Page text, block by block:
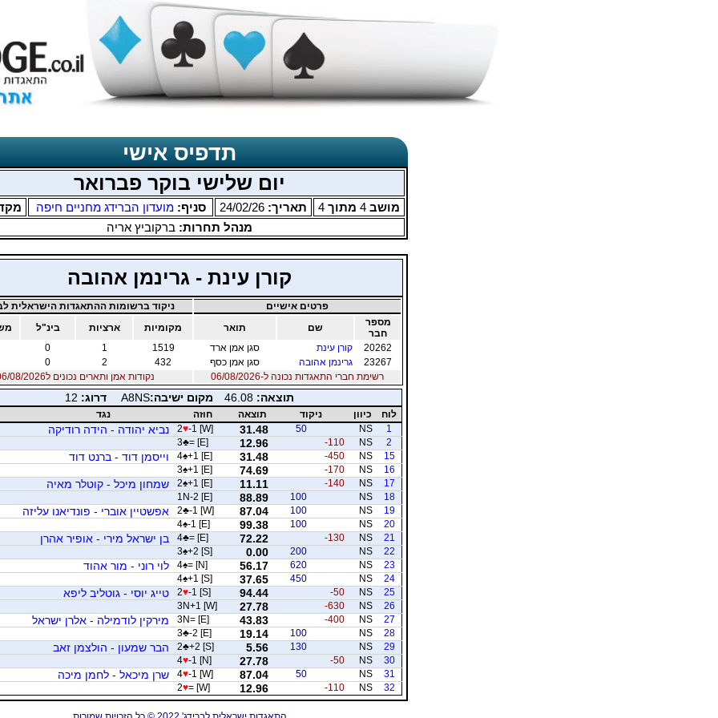
תדפיס אישי
יום שלישי בוקר פברואר
מושב 4 מתוך 4 תאריך: 24/02/26 סניף:מועדון הברידג מחניים חיפה
מנהל תחרות: ברקוביץ אריה
קורן עינת - גרינמן אהובה
פרטים אישיים
ניקוד ברשומות ההתאגדות הישראלית
מספר
חבר
שם תואר מקומיות ארציות בינ"ל
20262
קורן עינת סגן אמן ארד 1519
1
0
23267
גרינמן אהובה סגן אמן כסף 432
2
0
רשימת חברי התאגדות נכונה ל-06/08/2026
נקודות אמן ותארים נכונים ל06/08/2026
תוצאה: 46.08 מקום ישיבה:A8NS דרוג: 12
לוח כיוון ניקוד תוצאה חוזה
נגד
1
NS
50
31.48
2♥-1 [W] נביא יהודה - הידה רודיקה
2
NS
-110
12.96
3♣= [E]
15
NS
-450
31.48
4♠+1 [E] וייסמן דוד - ברנט דוד
16
NS
-170
74.69
3♠+1 [E]
17
NS
-140
11.11
2♠+1 [E] שמחון מיכל - קוטלר מאיה
18
NS
100
88.89
1N-2 [E]
19
NS
100
87.04
2♣-1 [W] אפשטיין אוברי - פונדיאנו עליזה
20
NS
100
99.38
4♠-1 [E]
21
NS
-130
72.22
4♣= [E] בן ישראל מירי - אופיר אהרן
22
NS
200
0.00
3♠+2 [S]
23
NS
620
56.17
4♠= [N] לוי רוני - מור אהוד
24
NS
450
37.65
4♠+1 [S]
25
NS
-50
94.44
2♥-1 [S] טייג יוסי - גוטליב ליפא
26
NS
-630
27.78
3N+1 [W]
27
NS
-400
43.83
3N= [E] מירקין לודמילה - אלרן ישראל
28
NS
100
19.14
3♣-2 [E]
29
NS
130
5.56
2♣+2 [S] הבר שמעון - הולצמן זאב
30
NS
-50
27.78
4♥-1 [N]
31
NS
50
87.04
4♥-1 [W] שרן מיכאל - לחמן מיכה
32
NS
-110
12.96
2♥= [W]